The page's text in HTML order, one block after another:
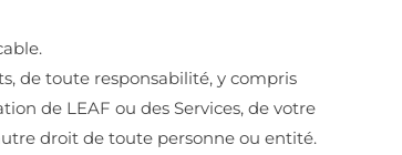
de toute responsabilité, y compris
de LEAF ou des Services, de votre
droit de toute personne ou entité.